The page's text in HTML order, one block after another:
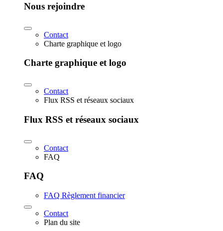
Nous rejoindre
Contact
Charte graphique et logo
Charte graphique et logo
Contact
Flux RSS et réseaux sociaux
Flux RSS et réseaux sociaux
Contact
FAQ
FAQ
FAQ Règlement financier
Contact
Plan du site